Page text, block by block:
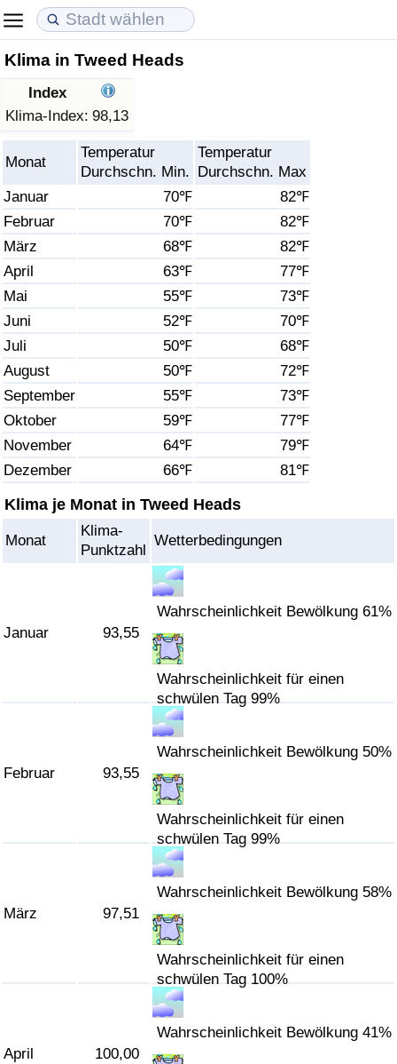
Klima in Tweed Heads
Index
Klima-Index: 98,13
Monat
Temperatur
Durchschn. Min.
Temperatur
Durchschn. Max
Januar
70℉
82℉
Februar
70℉
82℉
März
68℉
82℉
April
63℉
77℉
Mai
55℉
73℉
Juni
52℉
70℉
Juli
50℉
68℉
August
50℉
72℉
September
55℉
73℉
Oktober
59℉
77℉
November
64℉
79℉
Dezember
66℉ 81℉
Klima je Monat in Tweed Heads
Monat
Klima-
Punktzahl
Wetterbedingungen
Januar 93,55
Wahrscheinlichkeit Bewölkung 61%
Wahrscheinlichkeit für einen
schwülen Tag 99%
Februar 93,55
Wahrscheinlichkeit Bewölkung 50%
Wahrscheinlichkeit für einen
schwülen Tag 99%
März 97,51
Wahrscheinlichkeit Bewölkung 58%
Wahrscheinlichkeit für einen
schwülen Tag 100%
April 100,00
Wahrscheinlichkeit Bewölkung 41%
Lebenshaltungskosten
Lebenshaltungskosten-Index (aktuell)
Lebenshaltungskosten-Index
Lebenshaltungskosten-Index nach Land
in Akaba
Immobilienpreise
Immobilienpreis-Index (aktuell)
Immobilienpreis-Index
Immobilienpreis-Index nach Land
Lebensqualität
Lebensqualität-Index
Lebensqualität-Index (aktuell)
Lebensqualitätsindex nach Land
Kriminalität
Kriminalitäts-Index (aktuell)
Kriminalitäts-Index
Kriminalitätsindex nach Land
Gesundheitsversorgung
Gesundheitsversorgungs-Index (aktuell)
Gesundheitsversorgungs-Index nach Land
Umweltverschmutzung
Umweltverschmutzungs-Index (aktuell)
Verschmutzungsindex
Umweltverschmutzungs-Index nach Land
Verkehrs-Index (aktuell)
Verkehrs-Index nach Land